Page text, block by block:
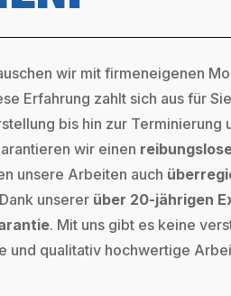
wir mit firmeneigenen
Erfahrung zahlt sich aus für
bis hin zur Terminierung
wir einen
unsere Arbeiten auch
unserer über 20-jährigen
. Mit uns gibt es keine
und qualitativ hochwertige